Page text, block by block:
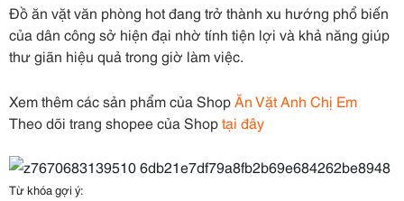
Đồ ăn vặt văn phòng hot đang trở thành xu hướng phổ biến
của dân công sở hiện đại nhờ tính tiện lợi và khả năng giúp
thư giãn hiệu quả trong giờ làm việc.
Xem thêm các sản phẩm của Shop Ăn Vặt Anh Chị Em
Theo dõi trang shopee của Shoptại đây
Từ khóa gợi ý: